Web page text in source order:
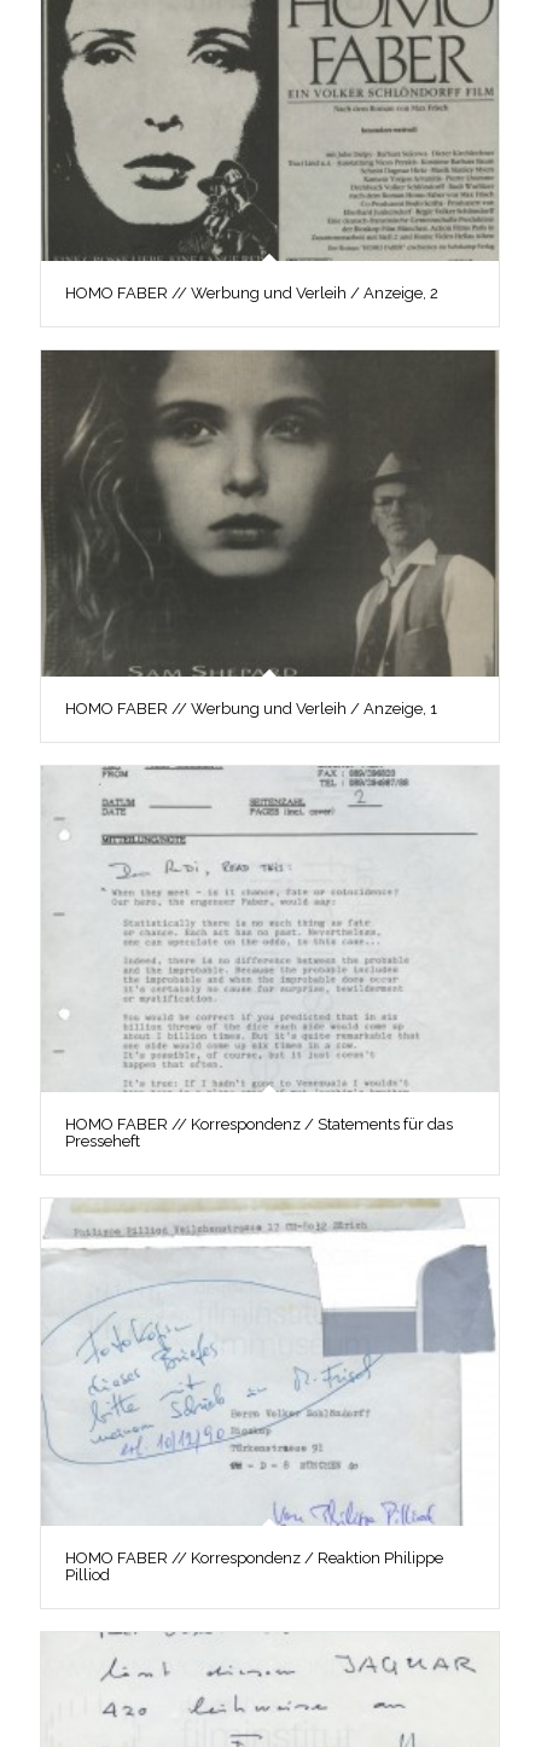
HOMO FABER // Werbung und Verleih / Anzeige, 2
HOMO FABER // Werbung und Verleih / Anzeige, 1
HOMO FABER // Korrespondenz / Statements für das
Presseheft
HOMO FABER // Korrespondenz / Reaktion Philippe
Pilliod